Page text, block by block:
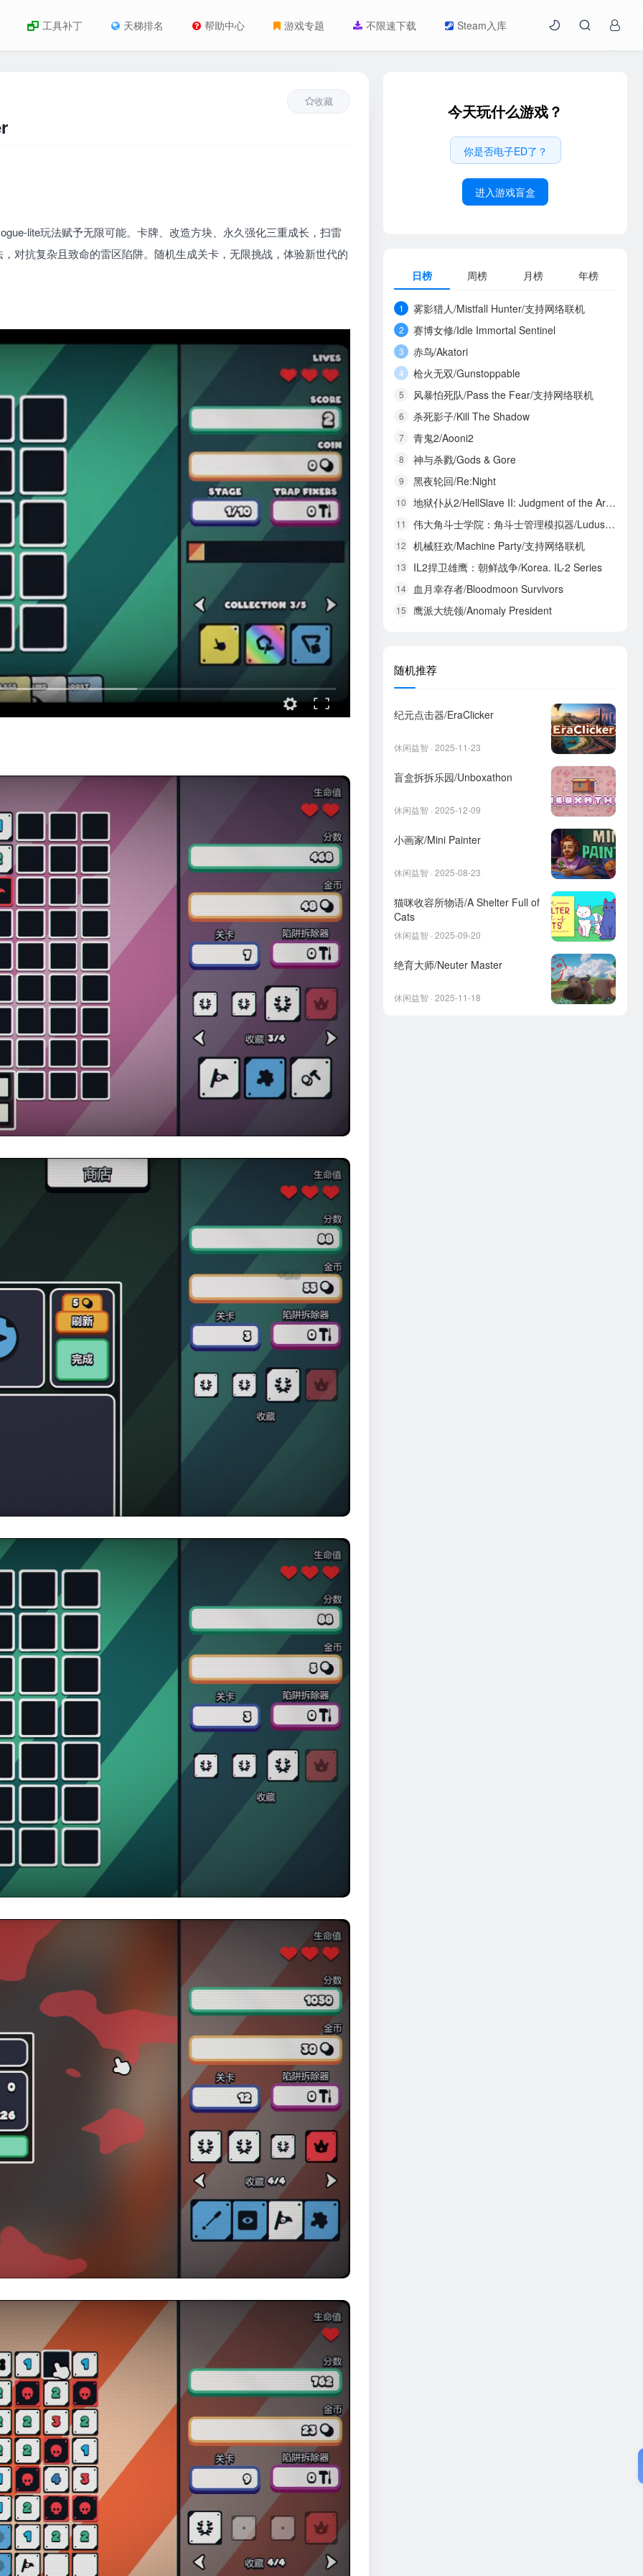
工具补丁 天梯排名 帮助中心 游戏专题 不限速下载 Steam入库
收藏
lite玩法赋予无限可能。卡牌、改造方块、永久强化三重成长，扫雷
对抗复杂且致命的雷区陷阱。随机生成关卡，无限挑战，体验新世代的
今天玩什么游戏？
你是否电子ED了？
进入游戏盲盒
日榜 周榜 月榜 年榜
1 雾影猎人/Mistfall Hunter/支持网络联机
2 赛博女修/Idle Immortal Sentinel
3 赤鸟/Akatori
4 枪火无双/Gunstoppable
5 风暴怕死队/Pass the Fear/支持网络联机
6 杀死影子/Kill The Shadow
7 青鬼2/Aooni2
8 神与杀戮/Gods & Gore
9 黑夜轮回/Re:Night
10 地狱仆从2/HellSlave II: Judgment of the Archon
11 伟大角斗士学院：角斗士管理模拟器/Ludus Magnatus: Gladiator Manager Simulator
12 机械狂欢/Machine Party/支持网络联机
13 IL2捍卫雄鹰：朝鲜战争/Korea. IL-2 Series
14 血月幸存者/Bloodmoon Survivors
15 鹰派大统领/Anomaly President
随机推荐
纪元点击器/EraClicker
休闲益智 · 2025-11-23
盲盒拆拆乐园/Unboxathon
休闲益智 · 2025-12-09
小画家/Mini Painter
休闲益智 · 2025-08-23
猫咪收容所物语/A Shelter Full of
Cats
休闲益智 · 2025-09-20
绝育大师/Neuter Master
休闲益智 · 2025-11-18